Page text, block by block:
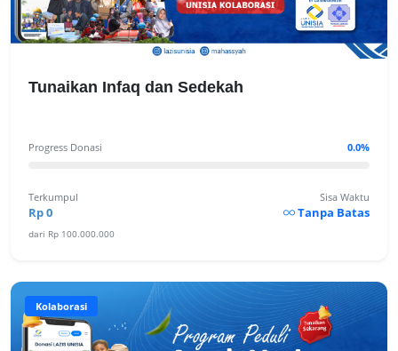
Tunaikan Infaq dan Sedekah
Progress Donasi 0.0%
Terkumpul
Rp 0
dari Rp 100.000.000
Sisa Waktu
Tanpa Batas
Kolaborasi